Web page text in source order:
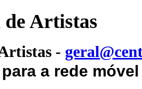
Artistas
-
a rede